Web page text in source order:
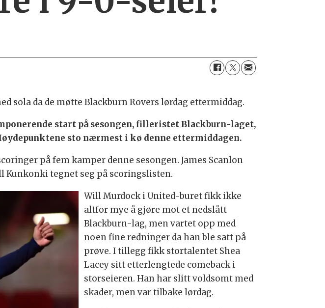
sola da de møtte Blackburn Rovers lørdag ettermiddag.
start på sesongen, filleristet Blackburn-laget,
sto nærmest i kø denne ettermiddagen.
på fem kamper denne sesongen. James Scanlon
Kunkonki tegnet seg på scoringslisten.
Will Murdock i United-buret fikk ikke
altfor mye å gjøre mot et nedslått
Blackburn-lag, men vartet opp med
noen fine redninger da han ble satt på
prøve. I tillegg fikk stortalentet Shea
Lacey sitt etterlengtede comeback i
storseieren. Han har slitt voldsomt med
skader, men var tilbake lørdag.